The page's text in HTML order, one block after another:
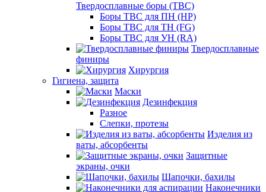
Твердосплавные боры (ТВС)
Боры ТВС для ПН (HP)
Боры ТВС для ТН (FG)
Боры ТВС для УН (RA)
Твердосплавные
финиры
Хирургия
Гигиена, защита
Маски
Дезинфекция
Разное
Слепки, протезы
Изделия из
ваты, абсорбенты
Защитные
экраны, очки
Шапочки, бахилы
Наконечники